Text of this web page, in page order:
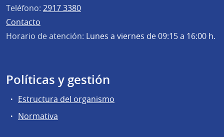
Teléfono: 2917 3380
Contacto
Horario de atención: Lunes a viernes de 09:15 a 16:00 h.
Políticas y gestión
Estructura del organismo
Normativa